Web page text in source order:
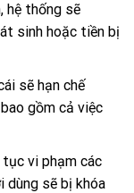
hệ thống sẽ
sinh hoặc tiền bị
sẽ hạn chế
gồm cả việc
vi phạm các
dùng sẽ bị khóa